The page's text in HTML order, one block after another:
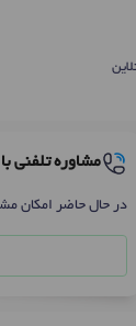
مشاوره تلفنی
در حال حاضر امکان